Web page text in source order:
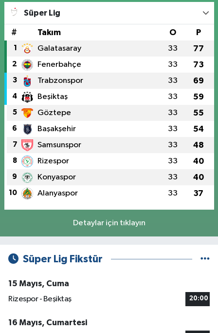
Süper Lig
# Takım O P
1 Galatasaray 33 77
2 Fenerbahçe 33 73
3 Trabzonspor 33 69
4 Beşiktaş 33 59
5 Göztepe 33 55
6 Başakşehir 33 54
7 Samsunspor 33 48
8 Rizespor 33 40
9 Konyaspor 33 40
10 Alanyaspor 33 37
Detaylar için tıklayın
Süper Lig Fikstür
15 Mayıs, Cuma
Rizespor - Beşiktaş
20:00
16 Mayıs, Cumartesi